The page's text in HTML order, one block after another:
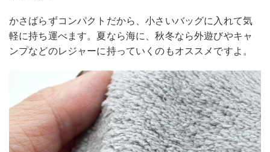
かさばらずコンパクトだから、小さいバッグに入れて気
軽に持ち運べます。夏なら海に、秋冬なら外遊びやキャ
ンプなどのレジャーに持っていくのもオススメですよ。